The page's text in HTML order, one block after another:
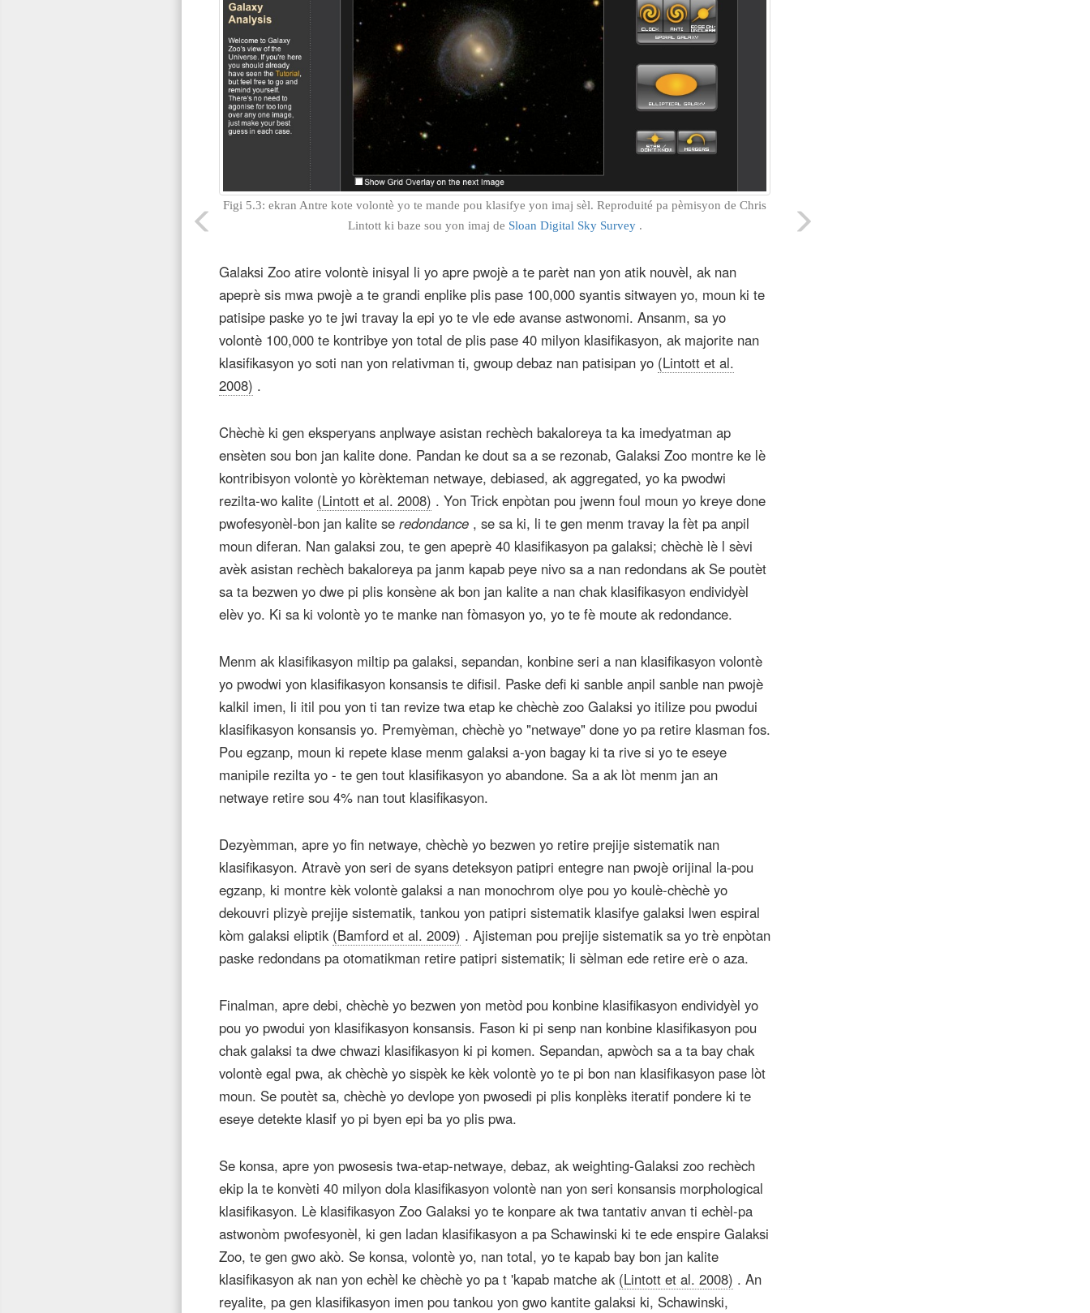
Figi 5.3: ekran Antre kote volontè yo te mande pou klasifye yon imaj sèl. Reproduité pa pèmisyon de Chris
Lintott ki baze sou yon imaj de Sloan Digital Sky Survey.
Galaksi Zoo atire volontè inisyal li yo apre pwojè a te parèt nan yon atik nouvèl, ak nan
apeprè sis mwa pwojè a te grandi enplike plis pase 100,000 syantis sitwayen yo, moun ki te
patisipe paske yo te jwi travay la epi yo te vle ede avanse astwonomi. Ansanm, sa yo
volontè 100,000 te kontribye yon total de plis pase 40 milyon klasifikasyon, ak majorite nan
klasifikasyon yo soti nan yon relativman ti, gwoup debaz nan patisipan yo (Lintott et al.
2008) .
Chèchè ki gen eksperyans anplwaye asistan rechèch bakaloreya ta ka imedyatman ap
ensèten sou bon jan kalite done. Pandan ke dout sa a se rezonab, Galaksi Zoo montre ke lè
kontribisyon volontè yo kòrèkteman netwaye, debiased, ak aggregated, yo ka pwodwi
rezilta-wo kalite (Lintott et al. 2008) . Yon Trick enpòtan pou jwenn foul moun yo kreye done
pwofesyonèl-bon jan kalite se redondance , se sa ki, li te gen menm travay la fèt pa anpil
moun diferan. Nan galaksi zou, te gen apeprè 40 klasifikasyon pa galaksi; chèchè lè l sèvi
avèk asistan rechèch bakaloreya pa janm kapab peye nivo sa a nan redondans ak Se poutèt
sa ta bezwen yo dwe pi plis konsène ak bon jan kalite a nan chak klasifikasyon endividyèl
elèv yo. Ki sa ki volontè yo te manke nan fòmasyon yo, yo te fè moute ak redondance.
Menm ak klasifikasyon miltip pa galaksi, sepandan, konbine seri a nan klasifikasyon volontè
yo pwodwi yon klasifikasyon konsansis te difisil. Paske defi ki sanble anpil sanble nan pwojè
kalkil imen, li itil pou yon ti tan revize twa etap ke chèchè zoo Galaksi yo itilize pou pwodui
klasifikasyon konsansis yo. Premyèman, chèchè yo "netwaye" done yo pa retire klasman fos.
Pou egzanp, moun ki repete klase menm galaksi a-yon bagay ki ta rive si yo te eseye
manipile rezilta yo - te gen tout klasifikasyon yo abandone. Sa a ak lòt menm jan an
netwaye retire sou 4% nan tout klasifikasyon.
Dezyèmman, apre yo fin netwaye, chèchè yo bezwen yo retire prejije sistematik nan
klasifikasyon. Atravè yon seri de syans deteksyon patipri entegre nan pwojè orijinal la-pou
egzanp, ki montre kèk volontè galaksi a nan monochrom olye pou yo koulè-chèchè yo
dekouvri plizyè prejije sistematik, tankou yon patipri sistematik klasifye galaksi lwen espiral
kòm galaksi eliptik (Bamford et al. 2009) . Ajisteman pou prejije sistematik sa yo trè enpòtan
paske redondans pa otomatikman retire patipri sistematik; li sèlman ede retire erè o aza.
Finalman, apre debi, chèchè yo bezwen yon metòd pou konbine klasifikasyon endividyèl yo
pou yo pwodui yon klasifikasyon konsansis. Fason ki pi senp nan konbine klasifikasyon pou
chak galaksi ta dwe chwazi klasifikasyon ki pi komen. Sepandan, apwòch sa a ta bay chak
volontè egal pwa, ak chèchè yo sispèk ke kèk volontè yo te pi bon nan klasifikasyon pase lòt
moun. Se poutèt sa, chèchè yo devlope yon pwosedi pi plis konplèks iteratif pondere ki te
eseye detekte klasif yo pi byen epi ba yo plis pwa.
Se konsa, apre yon pwosesis twa-etap-netwaye, debaz, ak weighting-Galaksi zoo rechèch
ekip la te konvèti 40 milyon dola klasifikasyon volontè nan yon seri konsansis morphological
klasifikasyon. Lè klasifikasyon Zoo Galaksi yo te konpare ak twa tantativ anvan ti echèl-pa
astwonòm pwofesyonèl, ki gen ladan klasifikasyon a pa Schawinski ki te ede enspire Galaksi
Zoo, te gen gwo akò. Se konsa, volontè yo, nan total, yo te kapab bay bon jan kalite
klasifikasyon ak nan yon echèl ke chèchè yo pa t 'kapab matche ak (Lintott et al. 2008) . An
reyalite, pa gen klasifikasyon imen pou tankou yon gwo kantite galaksi ki, Schawinski,